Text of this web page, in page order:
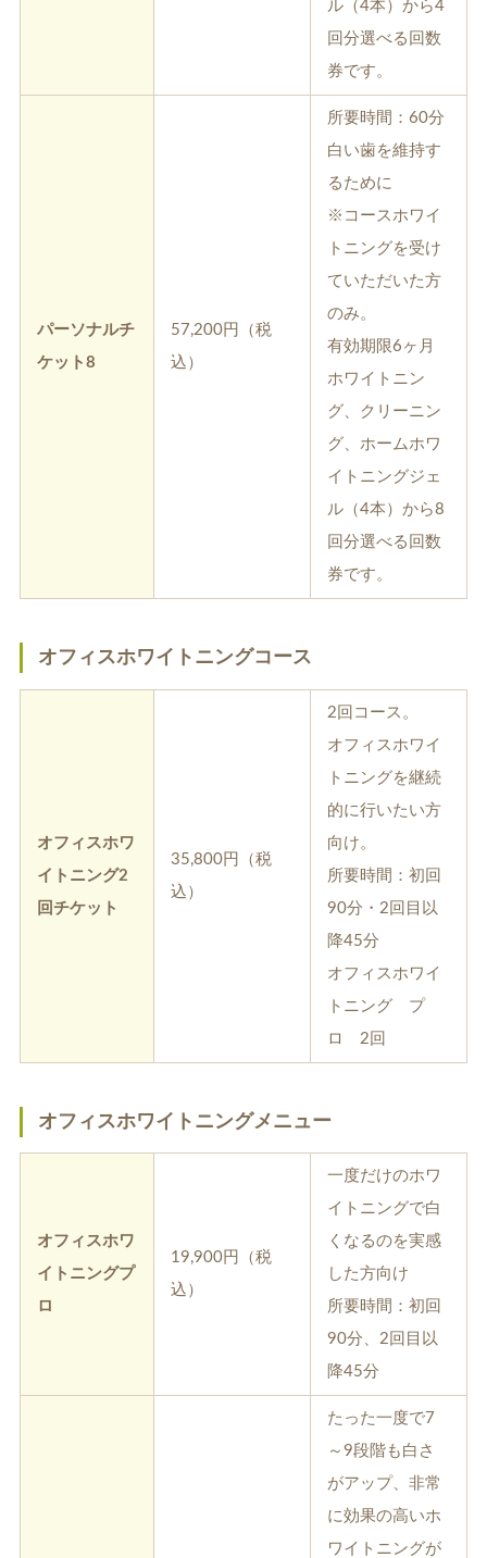
ル（4本）から4
回分選べる回数
券です。
パーソナルチ
ケット8
57,200円（税
込）
所要時間：60分
白い歯を維持す
るために
※コースホワイ
トニングを受け
ていただいた方
のみ。
有効期限6ヶ月
ホワイトニン
グ、クリーニン
グ、ホームホワ
イトニングジェ
ル（4本）から8
回分選べる回数
券です。
オフィスホワイトニングコース
オフィスホワ
イトニング2
回チケット
35,800円（税
込）
2回コース。
オフィスホワイ
トニングを継続
的に行いたい方
向け。
所要時間：初回
90分・2回目以
降45分
オフィスホワイ
トニング プ
ロ 2回
オフィスホワイトニングメニュー
オフィスホワ
イトニングプ
ロ
19,900円（税
込）
一度だけのホワ
イトニングで白
くなるのを実感
した方向け
所要時間：初回
90分、2回目以
降45分
たった一度で7
～9段階も白さ
がアップ、非常
に効果の高いホ
ワイトニングが